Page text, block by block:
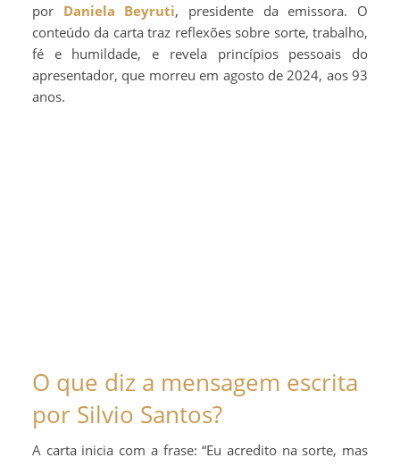
por Daniela Beyruti, presidente da emissora. O
conteúdo da carta traz reflexões sobre sorte, trabalho,
fé e humildade, e revela princípios pessoais do
apresentador, que morreu em agosto de 2024, aos 93
anos.
O que diz a mensagem escrita
por Silvio Santos?
A carta inicia com a frase: “Eu acredito na sorte, mas